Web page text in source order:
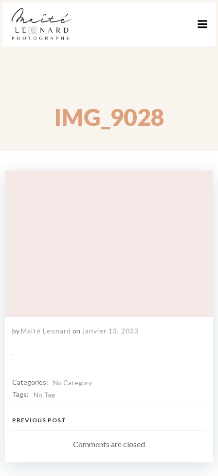
IMG_9028
byMaïté Leonard on Janvier 13, 2023
Categories:
No Category
Tags:
No Tag
Navigation
PREVIOUS POST
Comments are closed